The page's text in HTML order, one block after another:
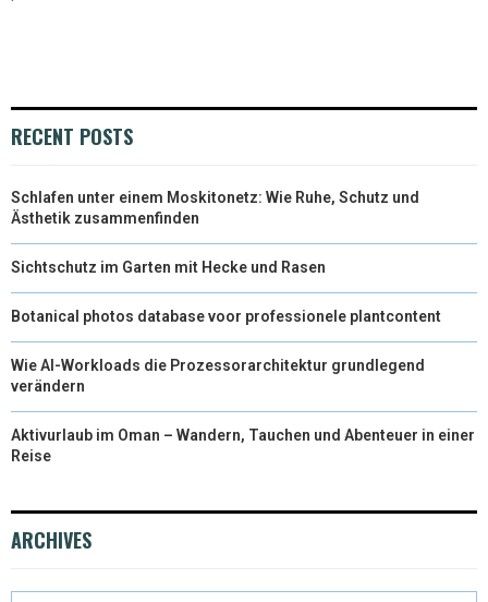
RECENT POSTS
Schlafen unter einem Moskitonetz: Wie Ruhe, Schutz und
Ästhetik zusammenfinden
Sichtschutz im Garten mit Hecke und Rasen
Botanical photos database voor professionele plantcontent
Wie AI-Workloads die Prozessorarchitektur grundlegend
verändern
Aktivurlaub im Oman – Wandern, Tauchen und Abenteuer in einer
Reise
ARCHIVES